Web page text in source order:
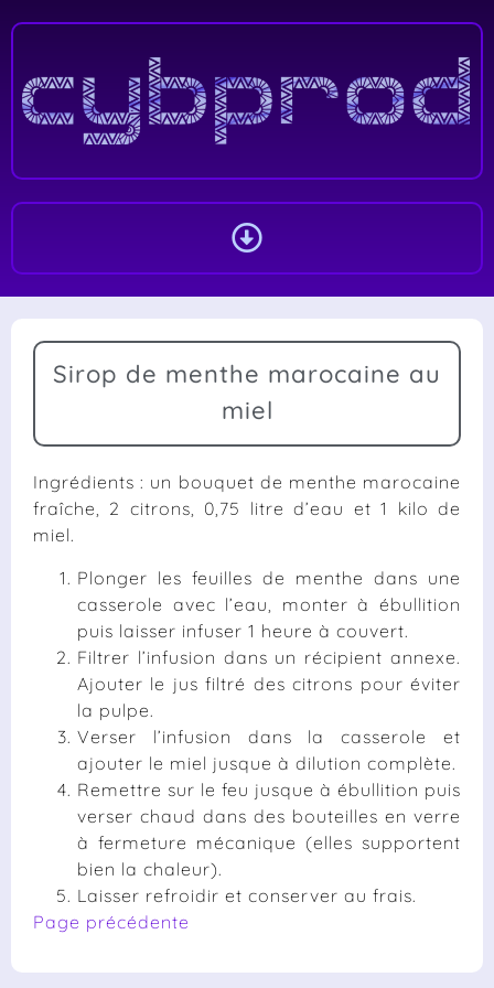
Sirop de menthe marocaine au
miel
Ingrédients : un bouquet de menthe marocaine
fraîche, 2 citrons, 0,75 litre d’eau et 1 kilo de
miel.
Plonger les feuilles de menthe dans une
casserole avec l’eau, monter à ébullition
puis laisser infuser 1 heure à couvert.
Filtrer l’infusion dans un récipient annexe.
Ajouter le jus filtré des citrons pour éviter
la pulpe.
Verser l’infusion dans la casserole et
ajouter le miel jusque à dilution complète.
Remettre sur le feu jusque à ébullition puis
verser chaud dans des bouteilles en verre
à fermeture mécanique (elles supportent
bien la chaleur).
Laisser refroidir et conserver au frais.
Page précédente